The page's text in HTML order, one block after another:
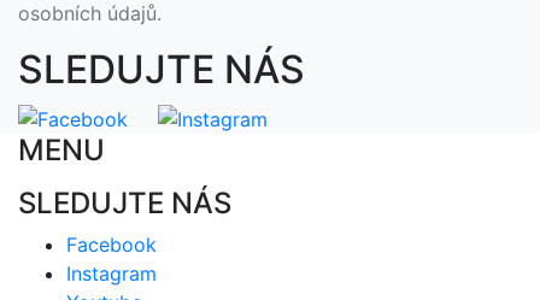
osobních údajů.
SLEDUJTE NÁS
MENU
SLEDUJTE NÁS
Facebook
Instagram